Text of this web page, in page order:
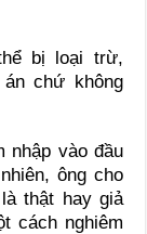
bị loại trừ,
chứ không
nhập vào đầu
ông cho
thật hay giả
cách nghiêm